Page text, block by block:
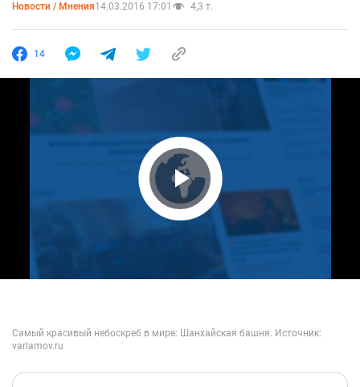
Новости / Мнения14.03.2016 17:01 4,3 т.
14
Play Video